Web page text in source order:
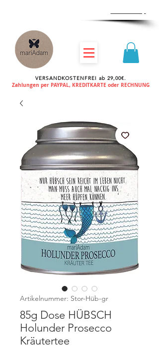
VERSANDKOSTENFREI ab 29,00€.
Zahlungen per PAYPAL, KREDITKARTE oder RECHNUNG
Artikelnummer: Stor-Hüb-gr
85g Dose HÜBSCH
Holunder Prosecco
Kräutertee